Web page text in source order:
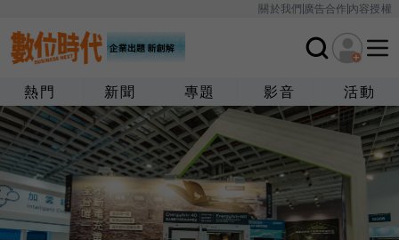
關於我們廣告合作內容授權
熱門 新聞 專題 影音 活動